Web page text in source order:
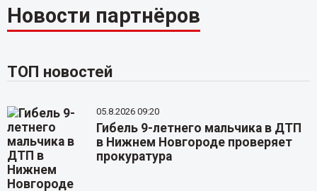
Новости партнёров
ТОП новостей
05.8.2026 09:20
Гибель 9-летнего мальчика в ДТП
в Нижнем Новгороде проверяет
прокуратура